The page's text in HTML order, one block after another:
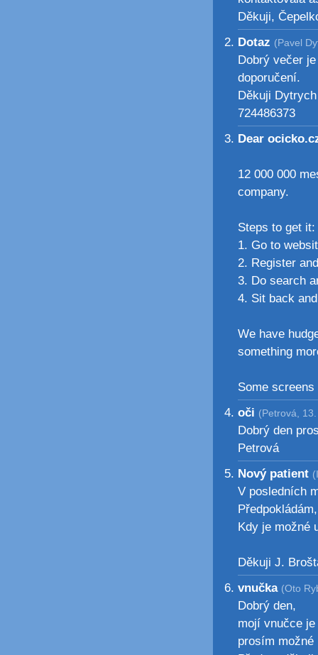
Děkuji,
Dotaz (Pavel
Dobrý večer
doporučení.
Děkuji Dytrych
724486373
Dear
12 000 000
company.
Steps to get it:
1. Go to
2. Register
3. Do search
4. Sit back
We have
something
Some
oči (Petrová,
Dobrý den
Petrová
Nový patient
V posledních
Kdy je možné
Děkuji J.
vnučka (Oto
Dobrý den,
mojí vnučce
prosím